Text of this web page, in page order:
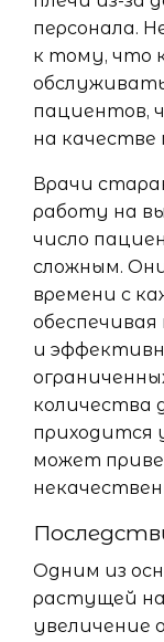
персонала.
к тому, что
пациентов,
на
Врачи
работу на
число
сложным.
времени с
и
количества
приходится
может
Одним из
растущей
увеличение